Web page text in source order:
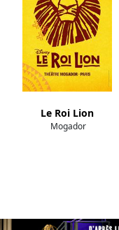
Le Roi Lion
Mogador